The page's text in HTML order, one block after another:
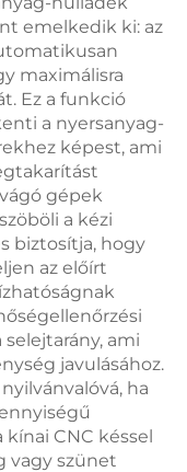
emelkedik ki: az
maximálisra
Ez a funkció
a nyersanyag-
képest, ami
gépek
a kézi
biztosítja, hogy
az előírt
ami
javulásához.
ha
CNC késsel
vagy szünet